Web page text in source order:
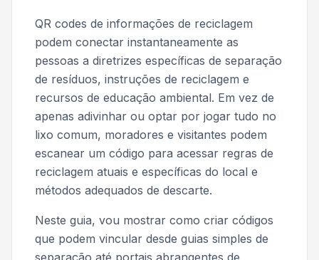
QR codes de informações de reciclagem
podem conectar instantaneamente as
pessoas a diretrizes específicas de separação
de resíduos, instruções de reciclagem e
recursos de educação ambiental. Em vez de
apenas adivinhar ou optar por jogar tudo no
lixo comum, moradores e visitantes podem
escanear um código para acessar regras de
reciclagem atuais e específicas do local e
métodos adequados de descarte.
Neste guia, vou mostrar como criar códigos
que podem vincular desde guias simples de